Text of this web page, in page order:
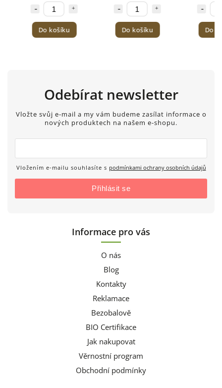
Do košíku Do košíku Do
Odebírat newsletter
Vložte svůj e-mail a my vám budeme zasílat informace o
nových produktech na našem e-shopu.
Vložením e-mailu souhlasíte s podmínkami ochrany osobních údajů
Přihlásit se
Informace pro vás
O nás
Blog
Kontakty
Reklamace
Bezobalově
BIO Certifikace
Jak nakupovat
Věrnostní program
Obchodní podmínky